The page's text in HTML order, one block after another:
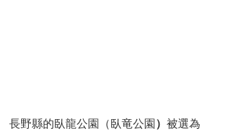
長野縣的臥龍公園（臥竜公園） 被選為